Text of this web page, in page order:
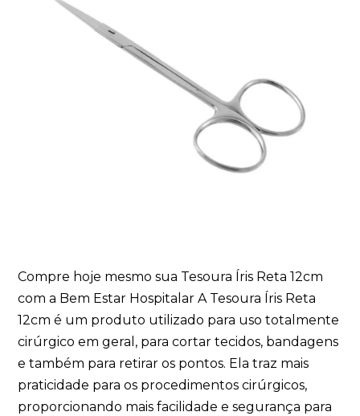
Compre hoje mesmo sua Tesoura Íris Reta 12cm
com a Bem Estar Hospitalar A Tesoura Íris Reta
12cm é um produto utilizado para uso totalmente
cirúrgico em geral, para cortar tecidos, bandagens
e também para retirar os pontos. Ela traz mais
praticidade para os procedimentos cirúrgicos,
proporcionando mais facilidade e segurança para